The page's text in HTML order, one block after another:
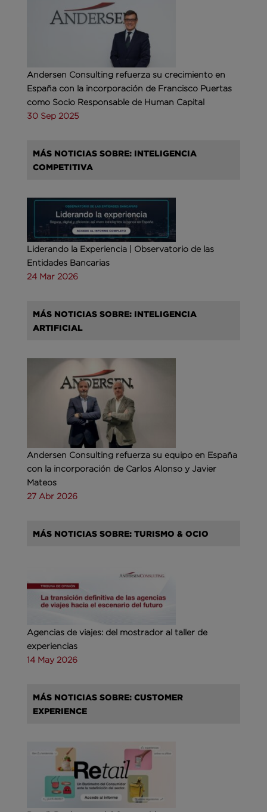
Andersen Consulting refuerza su crecimiento en
España con la incorporación de Francisco Puertas
como Socio Responsable de Human Capital
30 Sep 2025
MÁS NOTICIAS SOBRE: INTELIGENCIA
COMPETITIVA
Liderando la Experiencia | Observatorio de las
Entidades Bancarias
24 Mar 2026
MÁS NOTICIAS SOBRE: INTELIGENCIA
ARTIFICIAL
Andersen Consulting refuerza su equipo en España
con la incorporación de Carlos Alonso y Javier
Mateos
27 Abr 2026
MÁS NOTICIAS SOBRE: TURISMO & OCIO
Agencias de viajes: del mostrador al taller de
experiencias
14 May 2026
MÁS NOTICIAS SOBRE: CUSTOMER
EXPERIENCE